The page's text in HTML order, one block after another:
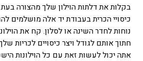
בקלות את דלתות הוילון שלך מהצורה בעת
כיסויי הכרית בעבודת יד אלה מושלמים
נוחות לחדר השינה או לסלון. קח את
חתוך אותם לגודל ויצר כיסויים לכריות
אתה יכול לעשות זאת עם כל הוילונות